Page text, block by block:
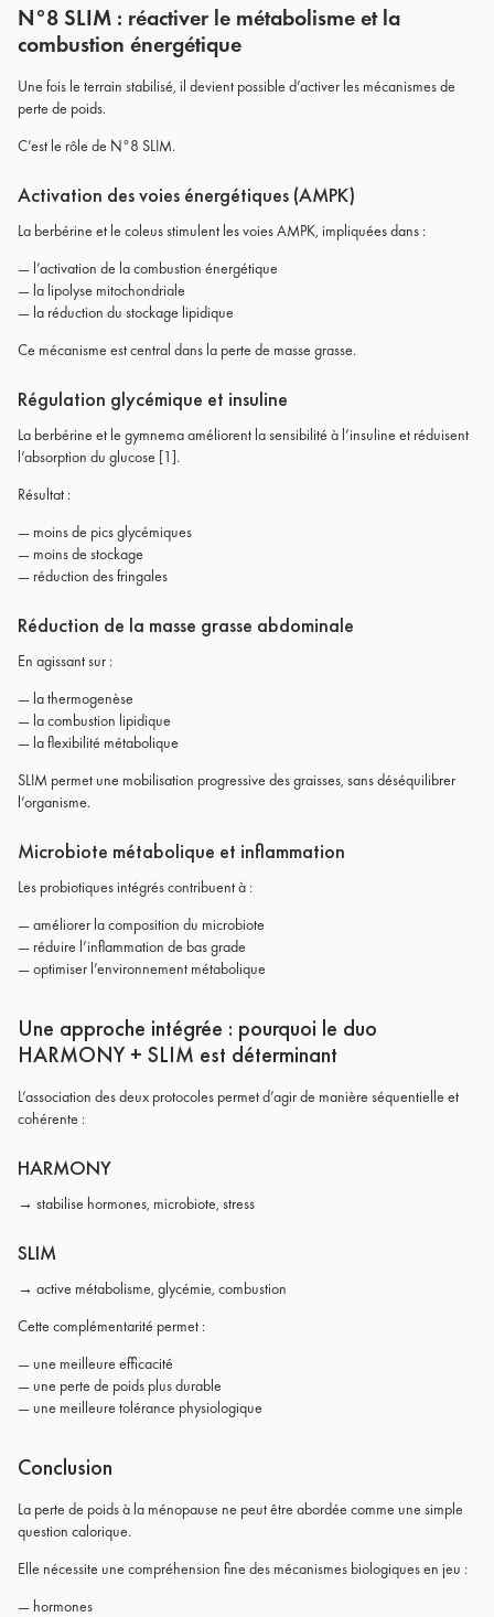
N°8 SLIM : réactiver le métabolisme et la
combustion énergétique
Une fois le terrain stabilisé, il devient possible d’activer les mécanismes de
perte de poids.
C’est le rôle de N°8 SLIM.
Activation des voies énergétiques (AMPK)
La berbérine et le coleus stimulent les voies AMPK, impliquées dans :
— l’activation de la combustion énergétique
— la lipolyse mitochondriale
— la réduction du stockage lipidique
Ce mécanisme est central dans la perte de masse grasse.
Régulation glycémique et insuline
La berbérine et le gymnema améliorent la sensibilité à l’insuline et réduisent
l’absorption du glucose [1].
Résultat :
— moins de pics glycémiques
— moins de stockage
— réduction des fringales
Réduction de la masse grasse abdominale
En agissant sur :
— la thermogenèse
— la combustion lipidique
— la flexibilité métabolique
SLIM permet une mobilisation progressive des graisses, sans déséquilibrer
l’organisme.
Microbiote métabolique et inflammation
Les probiotiques intégrés contribuent à :
— améliorer la composition du microbiote
— réduire l’inflammation de bas grade
— optimiser l’environnement métabolique
Une approche intégrée : pourquoi le duo
HARMONY + SLIM est déterminant
L’association des deux protocoles permet d’agir de manière séquentielle et
cohérente :
HARMONY
→ stabilise hormones, microbiote, stress
SLIM
→ active métabolisme, glycémie, combustion
Cette complémentarité permet :
— une meilleure efficacité
— une perte de poids plus durable
— une meilleure tolérance physiologique
Conclusion
La perte de poids à la ménopause ne peut être abordée comme une simple
question calorique.
Elle nécessite une compréhension fine des mécanismes biologiques en jeu :
— hormones